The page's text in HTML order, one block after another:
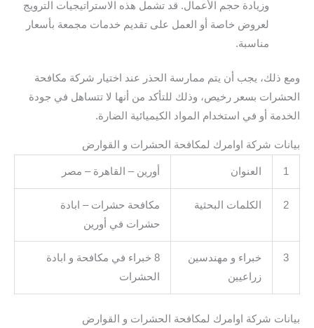
وزيادة حجم الأعمال. قد تشمل هذه الاستراتيجيات الترويج
لعروض خاصة أو العمل على تقديم خدمات مجمعة بأسعار
مناسبة.
ومع ذلك، يجب أن يتم ممارسة الحذر عند اختيار شركة مكافحة
الحشرات بسعر رخيص، وذلك للتأكد من أنها لا تتساهل في جودة
الخدمة أو في استخدام المواد الكيميائية الضارة.
بيانات شركة اوامرك لمكافحة الحشرات و القوارض
1 العنوان أورين – القاهرة – مصر
2 الكلمات البحثية
مكافحة حشرات – ابادة
حشرات في أورين
3
خبراء و مهندسين
زراعيين
8 خبراء في مكافحة و ابادة
الحشرات
بيانات شركة اوامرك لمكافحة الحشرات و القوارض